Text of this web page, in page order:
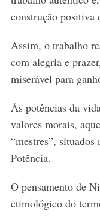
construção positiva
Assim, o trabalho
com alegria e
miserável para
Às potências da
valores morais,
“mestres”,
Potência.
O pensamento de
etimológico do